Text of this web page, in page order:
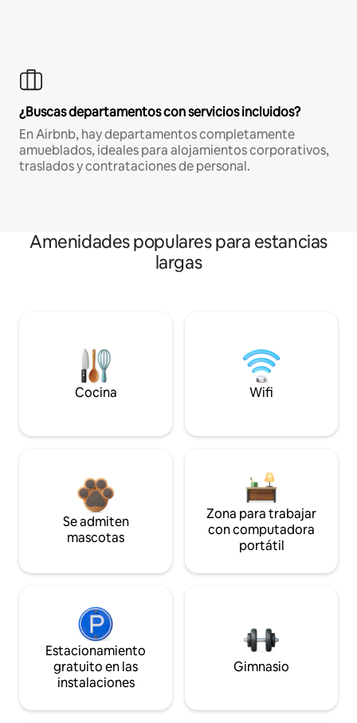
¿Buscas departamentos con servicios incluidos?
En Airbnb, hay departamentos completamente
amueblados, ideales para alojamientos corporativos,
traslados y contrataciones de personal.
Amenidades populares para estancias
largas
Cocina Wifi
Se admiten
mascotas
Zona para trabajar
con computadora
portátil
Estacionamiento
gratuito en las
instalaciones
Gimnasio